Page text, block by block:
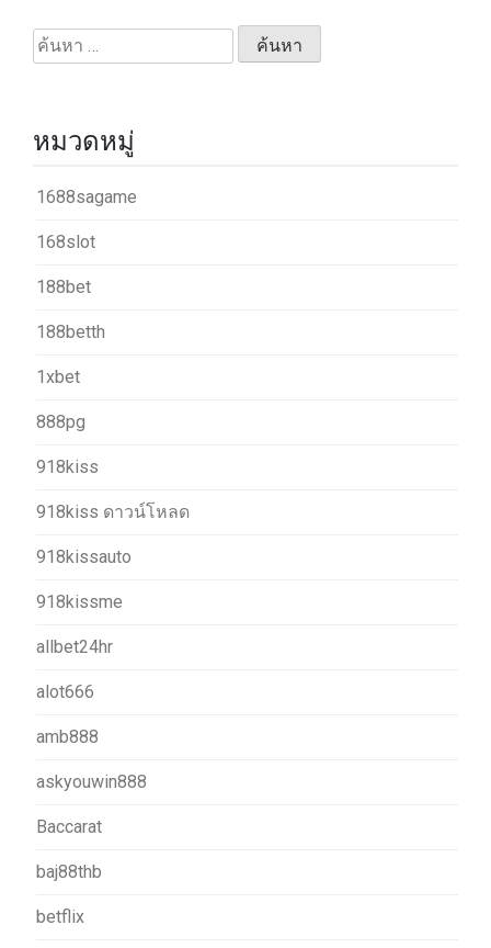
ค้นหา
สำหรับ:
หมวดหมู่
1688sagame
168slot
188bet
188betth
1xbet
888pg
918kiss
918kiss ดาวน์โหลด
918kissauto
918kissme
allbet24hr
alot666
amb888
askyouwin888
Baccarat
baj88thb
betflix